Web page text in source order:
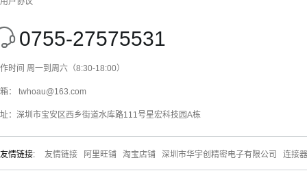
0755-27575531
时间 周一到周六（8:30-18:00）
： twhoau@163.com
：深圳市宝安区西乡街道水库路111号星宏科技园A栋
友情链接: 友情链接 阿里旺铺 淘宝店铺 深圳市华宇创精密电子有限公司 连接